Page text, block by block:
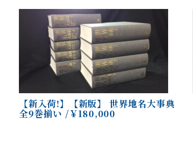
【新入荷!】【新版】 世界地名大事典
全9巻揃い /￥180,000